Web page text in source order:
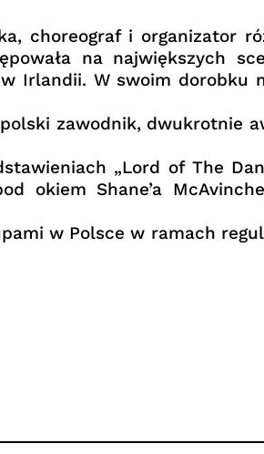
choreograf i organizator
na największych
Irlandii. W swoim dorobku
zawodnik, dwukrotnie
„Lord of The
okiem Shane’a
w Polsce w ramach